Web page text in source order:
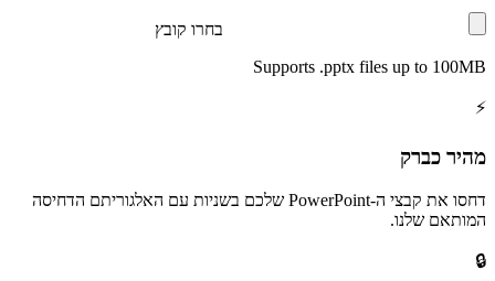
בחרו קובץ
Supports .pptx files up to 100MB
⚡
מהיר כברק
דחסו את קבצי ה-PowerPoint שלכם בשניות עם האלגוריתם הדחיסה
המותאם שלנו.
🔒